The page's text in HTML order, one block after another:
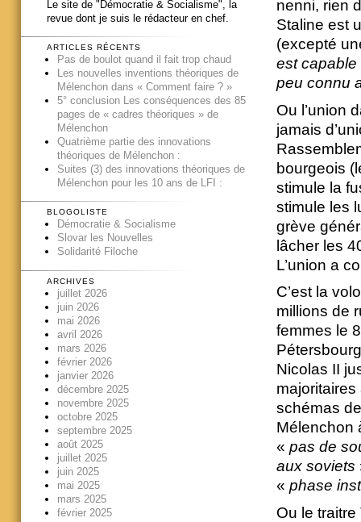
nenni, rien
Staline est
(excepté
est capable
peu connu
Ou l’union
jamais
bourgeois
stimule la
stimule les
grève
lâcher les
L’union a
C’est la
millions de
femmes le
Nicolas II
schémas
Mélenchon
« pas de
aux soviets
« phase
Ou le
Le site de "Démocratie & Socialisme", la
revue dont je suis le rédacteur en chef.
ARTICLES RÉCENTS
Pas de boulot quand il fait trop chaud
Les nouvelles inventions théoriques de
Mélenchon dans « Comment faire ? »
5° conclusion Les conséquences des 85
pages de « cadres théoriques » de
Mélenchon
Quatrième partie des innovations
théoriques de Mélenchon :
Suites (3) des innovations théoriques de
Mélenchon pour les 10 ans de LFI :
BLOGOLISTE
Démocratie & Socialisme
Slovar les Nouvelles
Solidarité Filoche
ARCHIVES
juillet 2026
juin 2026
mai 2026
avril 2026
mars 2026
février 2026
janvier 2026
décembre 2025
novembre 2025
octobre 2025
septembre 2025
août 2025
juillet 2025
juin 2025
mai 2025
mars 2025
février 2025